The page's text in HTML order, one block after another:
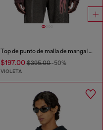
Top de punto de malla de manga larga
$197.00$395.00-50%
VIOLETA